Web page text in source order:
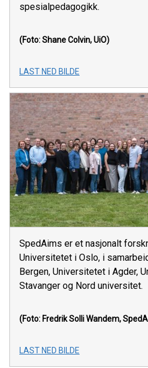
spesialpedagogikk.
(Foto: Shane Colvin, UiO)
LAST NED BILDE
SpedAims er et nasjonalt
Universitetet i Oslo, i
Bergen, Universitetet i Agder,
Stavanger og Nord universitet.
(Foto: Fredrik Solli Wandem,
LAST NED BILDE